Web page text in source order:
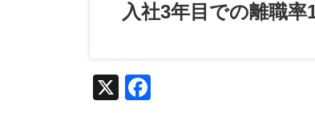
入社3年目での離職
X